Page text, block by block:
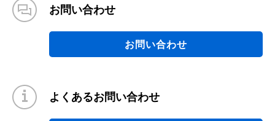
お問い合わせ
お問い合わせ
よくあるお問い合わせ